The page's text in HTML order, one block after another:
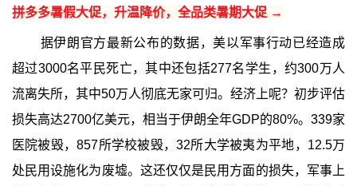
拼多多暑假大促，升温降价，全品类暑期大促 →
据伊朗官方最新公布的数据，美以军事行动已经造成
超过3000名平民死亡，其中还包括277名学生，约300万人
流离失所，其中50万人彻底无家可归。经济上呢？初步评估
损失高达2700亿美元，相当于伊朗全年GDP的80%。339家
医院被毁，857所学校被毁，32所大学被夷为平地，12.5万
处民用设施化为废墟。这还仅仅是民用方面的损失，军事上